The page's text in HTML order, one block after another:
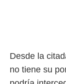
Desde la
no tiene su